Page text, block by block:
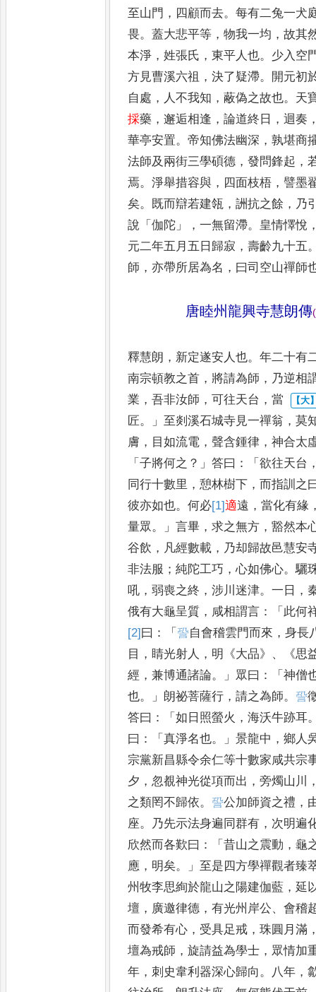
至山門 ， 四顧而去。每有二兔一犬
畏。蓋大悲平等 ，物我一均 ，故其
本淨 ，姓張氏 ，東平人也。 少入空
方見曹溪六祖 ，決了疑滯。
開元初
自處 ， 人不我知 ，蔽偽之故也。 天
採藥 ，邂逅相逢 ，論道終 日 ，迴奏
華亭安置。帝知佛法幽深 ，孰堪商
法師及兩街三學碩德 ，發問鋒起 ，
焉。淨舉措容與 ， 四面枝梧 ，譬墨
矣。 既而辯若建瓴 ，詶抗之餘 ， 乃
說 「伽陀 」，一無留滯。 皇情懌悅
元二年五月五日歸寂 ，壽齡九十五
師 ，亦帶所居為名 ， 曰司空山禪師
唐睦州龍興寺慧朗傳(
釋慧朗 ， 新定遂安人也。年二十有
南宗頓教之首 ， 將請為師 ， 乃逆相
業 ，吾非汝師 ，可往天台 ，當
匠。」 至剡溪石城寺見一禪翁 ，莫
膚 ， 目如流電 ，聲含鍾律 ，神合太
「子將何之 ？」答曰 ：「欲往天台
同行十數里 ，憩林樹下 ， 而指訓之
彼亦如也。何必[1]適遠 ，當化有緣
量眾。」言畢 ，求之無方 ，豁然本
谷飲 ， 凡經數載 ， 乃却歸故邑慧安
非法服 ；純陀工巧 ，心如佛心。驪
吼 ，弱喪之終 ，涉川迷津。一日 ，
俄有大龜呈質 ， 咸相謂言 ：「 此何
[2] 曰 ：「 𧦬自會稽雲門而來 ，身長
目 ， 睛光射人 ， 明 《大品》、《思
經 ，兼博通諸論。」 眾曰 ：「神僧
也。」 朗祕菩薩行 ，請之為師。 𧦬
答曰 ：「如日照螢火 ，海沃牛跡耳
曰 ：「真淨名也。」景龍中 ，鄉人
宗黨新昌縣令余仁等十數家咸共宗
夕 ，忽覩神光從項而出 ，旁燭山川
之類罔不歸依。 𧦬公加師資之禮 ，
座。 乃先示法身遍同群有 ， 次明遍
欣然而各歎曰 ：「昔山之震動 ，龜
應 ， 明矣。」
至是四方學禪觀者臻
州牧李思絢於龍山之陽建伽藍 ， 延
壇 ， 廣邀律德 ，有光州 岸公、會稽
而發希有心 ， 受具足戒 ，珠圓月滿
壇為戒師 ，旋請益為學士 ， 眾情加
年 ，刺史韋利器深心歸向。 八年 ，